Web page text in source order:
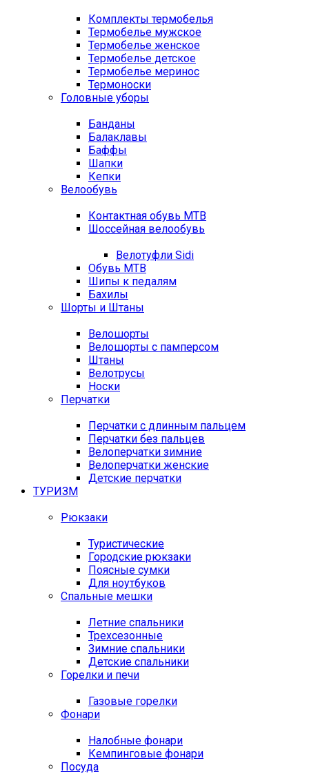
Комплекты термобелья
Термобелье мужское
Термобелье женское
Термобелье детское
Термобелье меринос
Термоноски
Головные уборы
Банданы
Балаклавы
Баффы
Шапки
Кепки
Велообувь
Контактная обувь MTB
Шоссейная велообувь
Велотуфли Sidi
Обувь MTB
Шипы к педалям
Бахилы
Шорты и Штаны
Велошорты
Велошорты с памперсом
Штаны
Велотрусы
Носки
Перчатки
Перчатки с длинным пальцем
Перчатки без пальцев
Велоперчатки зимние
Велоперчатки женские
Детские перчатки
ТУРИЗМ
Рюкзаки
Туристические
Городские рюкзаки
Поясные сумки
Для ноутбуков
Спальные мешки
Летние спальники
Трехсезонные
Зимние спальники
Детские спальники
Горелки и печи
Газовые горелки
Фонари
Налобные фонари
Кемпинговые фонари
Посуда